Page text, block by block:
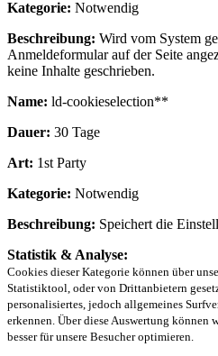
Kategorie: Notwendig
Beschreibung: Wird vom System
Anmeldeformular auf der Seite
keine Inhalte geschrieben.
Name: ld-cookieselection**
Dauer: 30 Tage
Art: 1st Party
Kategorie: Notwendig
Beschreibung: Speichert die
Statistik & Analyse:
Cookies dieser Kategorie können über
Statistiktool, oder von Drittanbietern
personalisiertes, jedoch allgemeines
erkennen. Über diese Auswertung können
besser für unsere Besucher optimieren.